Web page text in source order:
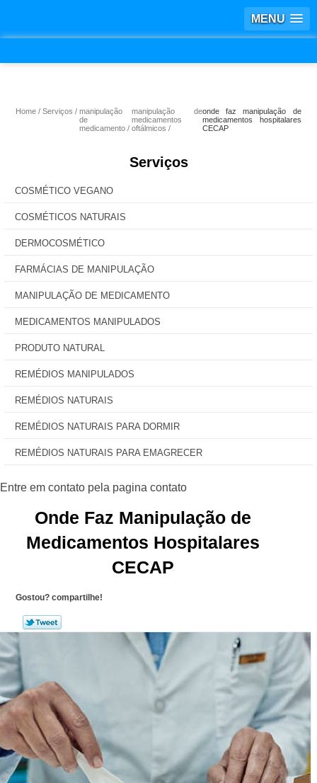
MENU
Home Serviços
manipulação
de
medicamento
manipulação de
medicamentos
oftálmicos
onde faz manipulação de
medicamentos hospitalares
CECAP
Serviços
COSMÉTICO VEGANO
COSMÉTICOS NATURAIS
DERMOCOSMÉTICO
FARMÁCIAS DE MANIPULAÇÃO
MANIPULAÇÃO DE MEDICAMENTO
MEDICAMENTOS MANIPULADOS
PRODUTO NATURAL
REMÉDIOS MANIPULADOS
REMÉDIOS NATURAIS
REMÉDIOS NATURAIS PARA DORMIR
REMÉDIOS NATURAIS PARA EMAGRECER
Onde Faz Manipulação de
Medicamentos Hospitalares
CECAP
Gostou? compartilhe!